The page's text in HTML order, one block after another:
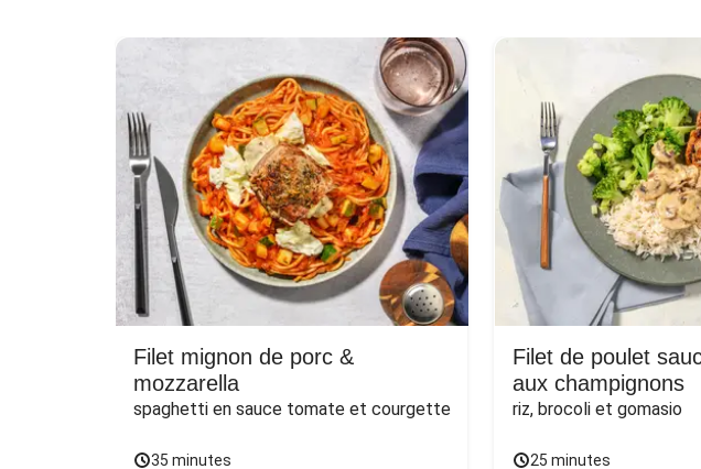
Filet mignon de porc &
mozzarella
spaghetti en sauce tomate et courgette
35 minutes
Filet de poulet
aux champignons
riz, brocoli et gomasio
25 minutes